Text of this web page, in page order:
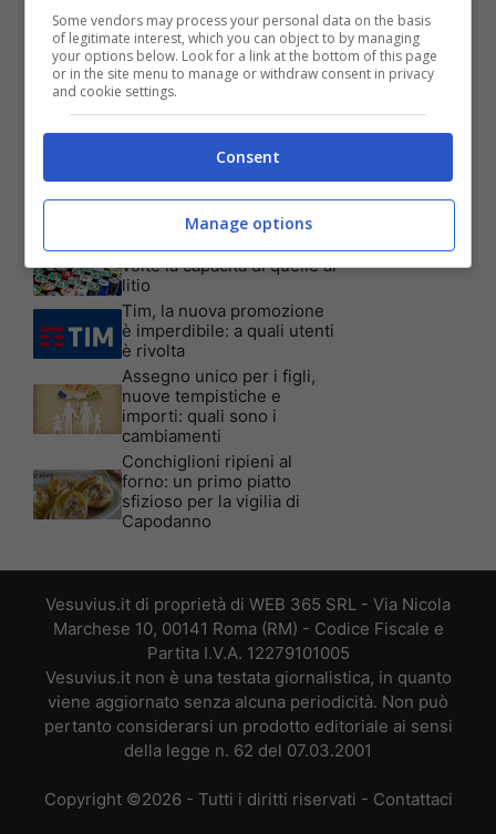
Articoli recenti
Assicurazione auto: ecco le
garanzie accessorie più
richieste dagli italiani
Test Visivo: Quanti Cani
vedi nella foto? Hai 30
secondi per essere un
volte la capacità di quelle al
litio
Tim, la nuova promozione
è imperdibile: a quali utenti
è rivolta
Assegno unico per i figli,
nuove tempistiche e
importi: quali sono i
cambiamenti
Conchiglioni ripieni al
forno: un primo piatto
sfizioso per la vigilia di
Capodanno
Vesuvius.it di proprietà di WEB 365 SRL - Via Nicola
Marchese 10, 00141 Roma (RM) - Codice Fiscale e
Partita I.V.A. 12279101005
Vesuvius.it non è una testata giornalistica, in quanto
viene aggiornato senza alcuna periodicità. Non può
pertanto considerarsi un prodotto editoriale ai sensi
della legge n. 62 del 07.03.2001
Copyright ©2026 - Tutti i diritti riservati - Contattaci
Some vendors may process your personal data on the basis
of legitimate interest, which you can object to by managing
your options below. Look for a link at the bottom of this page
or in the site menu to manage or withdraw consent in privacy
and cookie settings.
Consent
Manage options